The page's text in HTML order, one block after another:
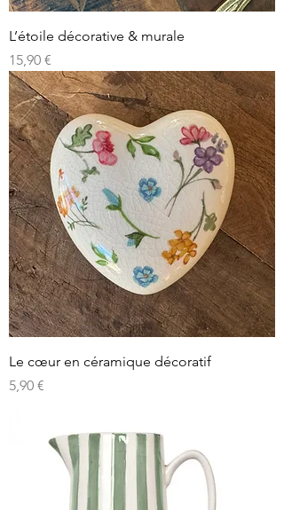
L’étoile décorative & murale
Prix
15,90 €
Le cœur en céramique décoratif
Prix
5,90 €